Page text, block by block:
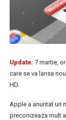
Update: 7 martie,
care se va lansa
HD.
Apple a anuntat un
preconizeaza mult